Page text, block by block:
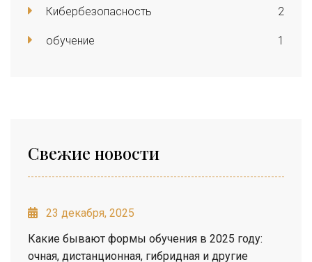
Кибербезопасность 2
обучение 1
Свежие новости
23 декабря, 2025
Какие бывают формы обучения в 2025 году:
очная, дистанционная, гибридная и другие